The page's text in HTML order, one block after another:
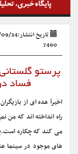
تاریخ انتشار:1394/09/24 - 16:38
7460
پرستو
فساد
اخیراَ عده ای از
راه انداخته اند که من
می کند که چکاره است.
های موجود در سینما